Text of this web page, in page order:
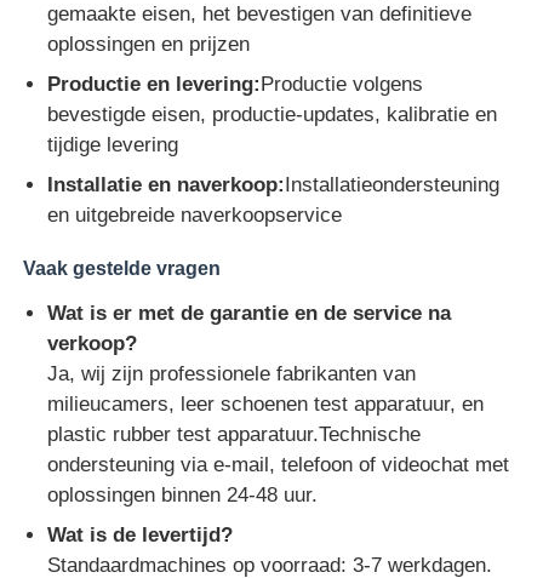
gemaakte eisen, het bevestigen van definitieve
oplossingen en prijzen
Productie en levering:Productie volgens
bevestigde eisen, productie-updates, kalibratie en
tijdige levering
Installatie en naverkoop:Installatieondersteuning
en uitgebreide naverkoopservice
Vaak gestelde vragen
Wat is er met de garantie en de service na
verkoop?
Ja, wij zijn professionele fabrikanten van
milieucamers, leer schoenen test apparatuur, en
plastic rubber test apparatuur.Technische
ondersteuning via e-mail, telefoon of videochat met
oplossingen binnen 24-48 uur.
Wat is de levertijd?
Standaardmachines op voorraad: 3-7 werkdagen.